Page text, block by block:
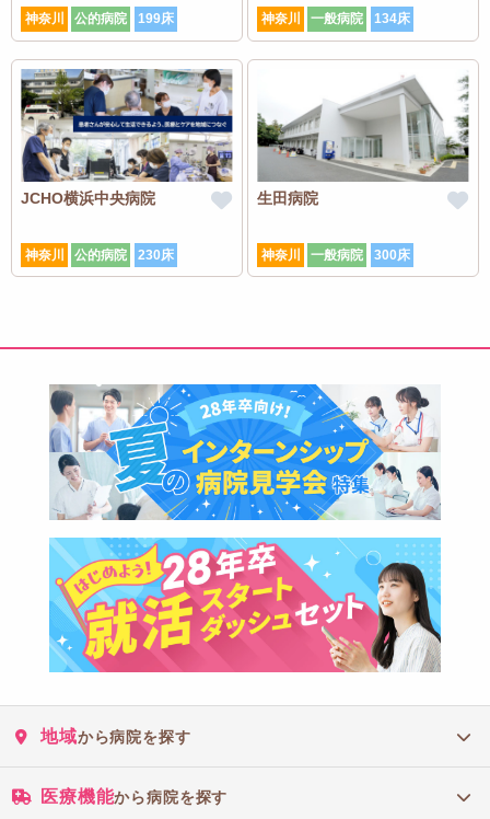
神奈川 公的病院 199床 神奈川 一般病院 134床
JCHO横浜中央病院
神奈川 公的病院 230床
生田病院
神奈川 一般病院 300床
地域から病院を探す
医療機能から病院を探す